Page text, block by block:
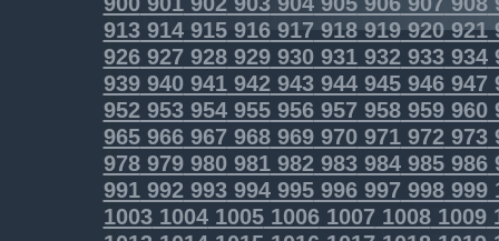
913914915916917918919920921
926927928929930931932933934
939940941942943944945946947
952953954955956957958959960
965966967968969970971972973
978979980981982983984985986
991992993994995996997998999
1003100410051006100710081009